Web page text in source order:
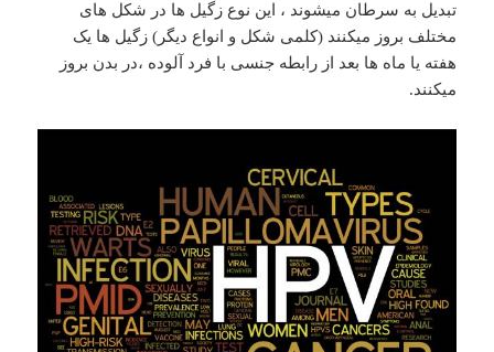
تبدیل به سرطان میشوند ، این نوع زگیل ها در شکل های
مختلف بروز میکنند (کلمی شکل و انواع دیگر) زگیل ها یک
هفته یا ماه ها بعد از رابطه جنسی با فرد آلوده ،در بدن بروز
میکنند.